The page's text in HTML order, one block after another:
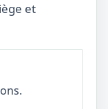
et